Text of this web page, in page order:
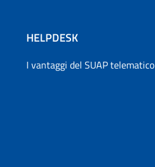
HELPDESK
I vantaggi del SUAP telematico